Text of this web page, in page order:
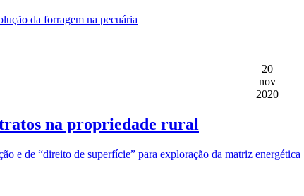
da forragem na pecuária
20
nov
2020
na propriedade rural
e de “direito de superfície” para exploração da matriz energética